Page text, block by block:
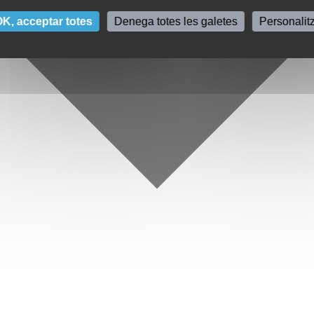
acceptar totes Denega totes les galetes